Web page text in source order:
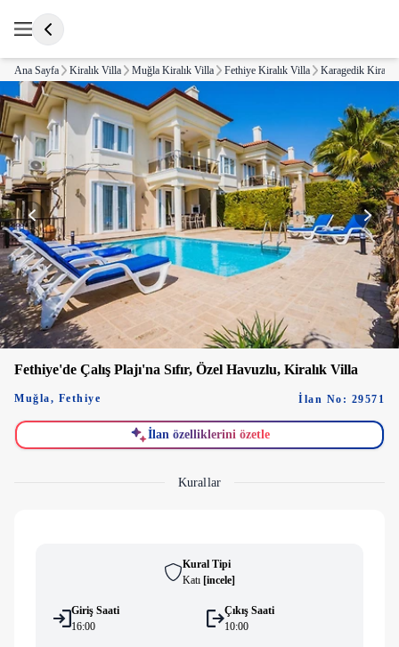
Ana Sayfa Kiralık Villa Muğla Kiralık Villa Fethiye Kiralık Villa Karagedik
Fethiye'de Çalış Plajı'na Sıfır, Özel Havuzlu, Kiralık Villa
Muğla, Fethiye İlan No: 29571
İlan özelliklerini özetle
Kurallar
Kural Tipi
Katı [i̇ncele]
Giriş Saati
16:00
Çıkış Saati
10:00